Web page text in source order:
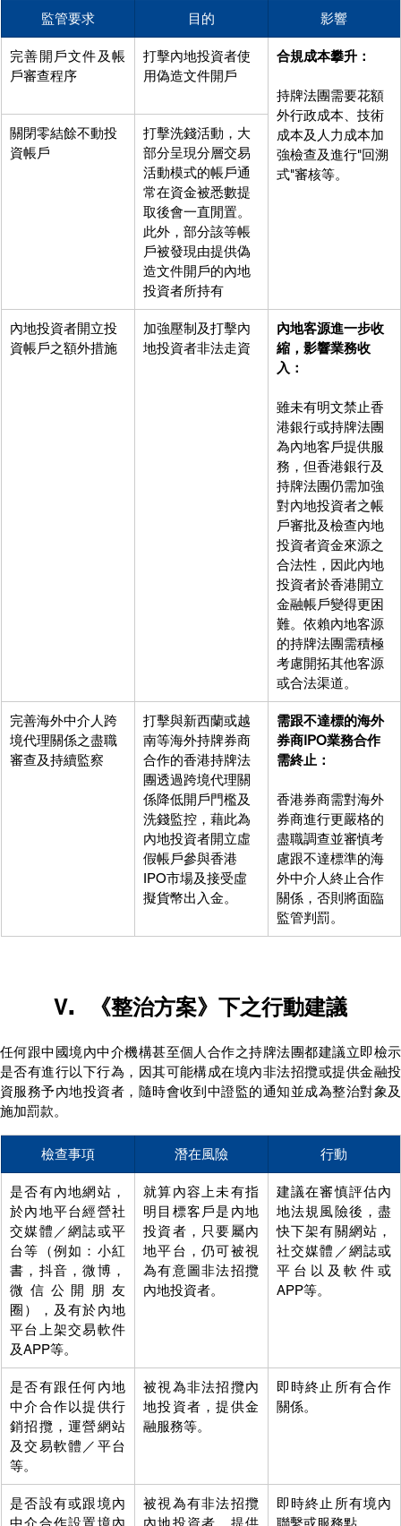
監管要求 目的 影響
完善開戶文件及帳
戶審查程序
打擊內地投資者使
用偽造文件開戶
合規成本攀升：
持牌法團需要花額
外行政成本、技術
成本及人力成本加
強檢查及進行"回溯
式"審核等。
關閉零結餘不動投
資帳戶
打擊洗錢活動，大
部分呈現分層交易
活動模式的帳戶通
常在資金被悉數提
取後會一直閒置。
此外，部分該等帳
戶被發現由提供偽
造文件開戶的內地
投資者所持有
內地投資者開立投
資帳戶之額外措施
加強壓制及打擊內
地投資者非法走資
內地客源進一步收
縮，影響業務收
入：
雖未有明文禁止香
港銀行或持牌法團
為內地客戶提供服
務，但香港銀行及
持牌法團仍需加強
對內地投資者之帳
戶審批及檢查內地
投資者資金來源之
合法性，因此內地
投資者於香港開立
金融帳戶變得更困
難。依賴內地客源
的持牌法團需積極
考慮開拓其他客源
或合法渠道。
完善海外中介人跨
境代理關係之盡職
審查及持續監察
打擊與新西蘭或越
南等海外持牌券商
合作的香港持牌法
團透過跨境代理關
係降低開戶門檻及
洗錢監控，藉此為
內地投資者開立虛
假帳戶參與香港
IPO市場及接受虛
擬貨幣出入金。
需跟不達標的海外
券商IPO業務合作
需終止：
香港券商需對海外
券商進行更嚴格的
盡職調查並審慎考
慮跟不達標準的海
外中介人終止合作
關係，否則將面臨
監管判罰。
V .	《整治方案》下之行動建議
任何跟中國境內中介機構甚至個人合作之持牌法團都建議立即檢示
是否有進行以下行為，因其可能構成在境內非法招攬或提供金融投
資服務予內地投資者，隨時會收到中證監的通知並成為整治對象及
施加罰款。
檢查事項 潛在風險 行動
是否有內地網站，
於內地平台經營社
交媒體／網誌或平
台等（例如：小紅
書，抖音，微博，
微信公開朋友
圈），及有於內地
平台上架交易軟件
及APP等。
就算內容上未有指
明目標客戶是內地
投資者，只要屬內
地平台，仍可被視
為有意圖非法招攬
內地投資者。
建議在審慎評估內
地法規風險後，盡
快下架有關網站，
社交媒體／網誌或
平台以及軟件或
APP等。
是否有跟任何內地
中介合作以提供行
銷招攬，運營網站
及交易軟體／平台
等。
被視為非法招攬內
地投資者，提供金
融服務等。
即時終止所有合作
關係。
是否設有或跟境內
中介合作設置境內
被視為有非法招攬
內地投資者，提供
即時終止所有境內
聯繫或服務點。